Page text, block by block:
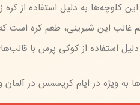
این کلوچه‌ها به دلیل استفاده از
غالب این شیرینی، طعم کره است
دلیل استفاده از کوکی پرس با
به ویژه در ایام کریسمس در